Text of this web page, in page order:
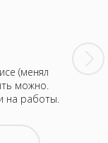
(менял
можно.
на работы.
Была